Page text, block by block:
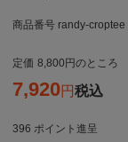
商品番号 randy-croptee
定価 8,800 のところ
7,920 税込
396 ポイント進呈